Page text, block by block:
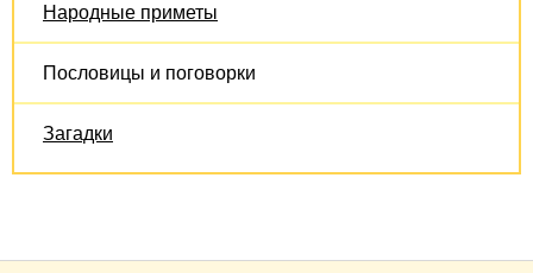
Народные приметы
Пословицы и поговорки
Загадки